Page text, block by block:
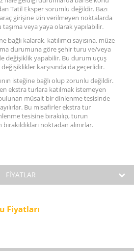
Tatil Eksper sorumlu değildir. Bazı
girişine izin verilmeyen noktalarda
veya yaya olarak yapılabilir.
kalarak, katılımcı sayısına, müze
durumuna göre şehir turu ve/veya
değişiklik yapabilir. Bu durum uçuş
karşısında da geçerlidir.
isteğine bağlı olup zorunlu değildir.
ekstra turlara katılmak istemeyen
müsait bir dinlenme tesisinde
Bu misafirler ekstra tur
tesisine bırakılıp, turun
noktadan alınırlar.
FİYATLAR
Fiyatları